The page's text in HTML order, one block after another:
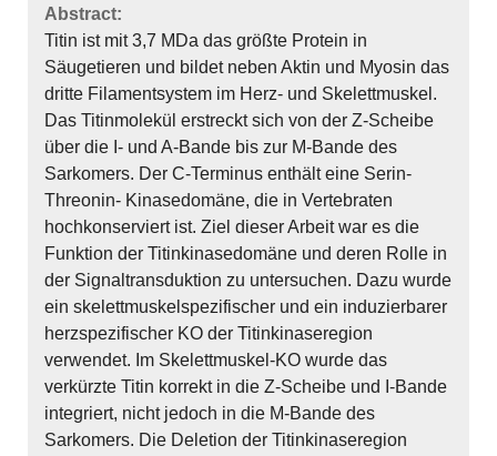
Abstract:
Titin ist mit 3,7 MDa das größte Protein in
Säugetieren und bildet neben Aktin und Myosin das
dritte Filamentsystem im Herz- und Skelettmuskel.
Das Titinmolekül erstreckt sich von der Z-Scheibe
über die I- und A-Bande bis zur M-Bande des
Sarkomers. Der C-Terminus enthält eine Serin-
Threonin- Kinasedomäne, die in Vertebraten
hochkonserviert ist. Ziel dieser Arbeit war es die
Funktion der Titinkinasedomäne und deren Rolle in
der Signaltransduktion zu untersuchen. Dazu wurde
ein skelettmuskelspezifischer und ein induzierbarer
herzspezifischer KO der Titinkinaseregion
verwendet. Im Skelettmuskel-KO wurde das
verkürzte Titin korrekt in die Z-Scheibe und I-Bande
integriert, nicht jedoch in die M-Bande des
Sarkomers. Die Deletion der Titinkinaseregion